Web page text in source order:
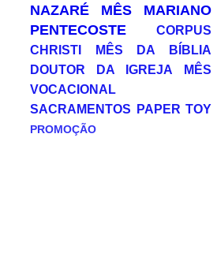
NAZARÉ
MÊS MARIANO
PENTECOSTE
CORPUS
CHRISTI
MÊS DA BÍBLIA
DOUTOR DA IGREJA
MÊS
VOCACIONAL
SACRAMENTOS PAPER TOY
PROMOÇÃO